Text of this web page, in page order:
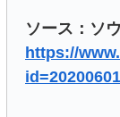
ソース：ソ
https://